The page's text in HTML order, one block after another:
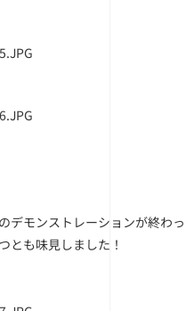
デモンストレーションが終わ
とも味見しました！